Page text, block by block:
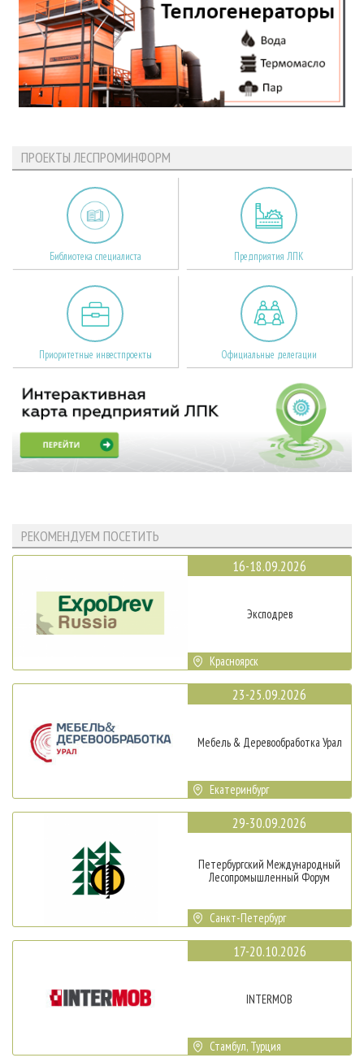
ПРОЕКТЫ ЛЕСПРОМИНФОРМ
Библиотека специалиста Предприятия ЛПК
Приоритетные инвестпроекты Официальные делегации
РЕКОМЕНДУЕМ ПОСЕТИТЬ
16-18.09.2026
Эксподрев
Красноярск
23-25.09.2026
Мебель & Деревообработка Урал
Екатеринбург
29-30.09.2026
Петербургский Международный
Лесопромышленный Форум
Санкт-Петербург
17-20.10.2026
INTERMOB
Стамбул, Турция